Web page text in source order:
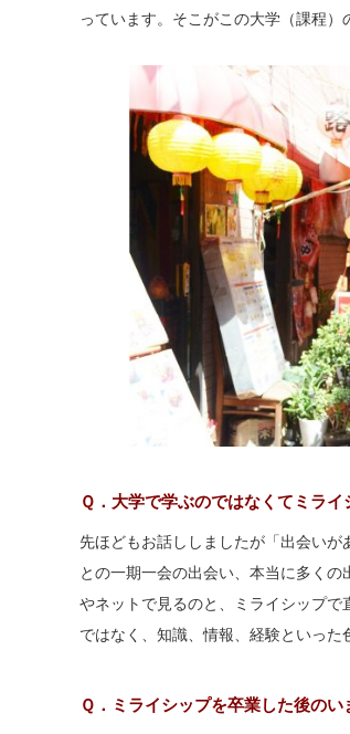
っています。そこがこの大学（課程）
Ｑ．大学で学ぶのではなくてミラ
先ほどもお話ししましたが「出会い
との一期一会の出会い、本当に多く
やネットで見るのと、ミライシップ
ではなく、知識、情報、経験といった
Ｑ．ミライシップを卒業した後の